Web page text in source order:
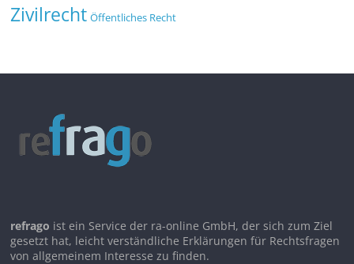
Zivilrecht Öffentliches Recht
refrago ist ein Service der ra-online GmbH, der sich zum Ziel
gesetzt hat, leicht verständliche Erklärungen für Rechtsfragen
von allgemeinem Interesse zu finden.